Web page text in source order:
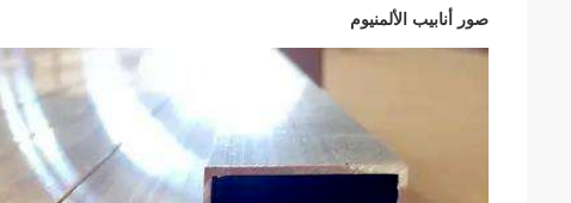
صور أنابيب الألمنيوم